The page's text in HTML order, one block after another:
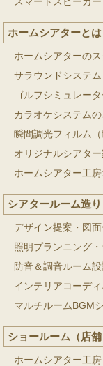
ホームシアターとは
ホームシアターの
サラウンドシステム
ゴルフシミュレー
カラオケシステム
瞬間調光フィルム（
オリジナルシアター
ホームシアター工
シアタールーム造り
デザイン提案・図
照明プランニング
防音＆調音ルーム
インテリアコーディ
マルチルームBGM
ショールーム（店
ホームシアター工